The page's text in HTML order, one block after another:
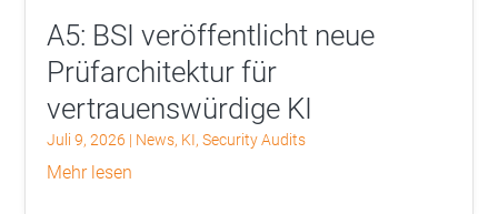
A5: BSI veröffentlicht neue
Prüfarchitektur für
vertrauenswürdige KI
Juli 9, 2026 | News, KI,Security Audits
mehr lesen